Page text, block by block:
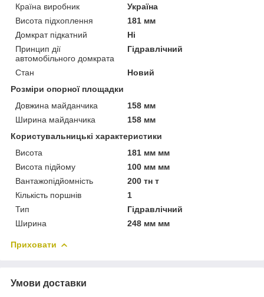
Країна виробник
Україна
Висота підхоплення
181 мм
Домкрат підкатний
Ні
Принцип дії
автомобільного домкрата
Гідравлічний
Стан
Новий
Розміри опорної площадки
Довжина майданчика
158 мм
Ширина майданчика
158 мм
Користувальницькі характеристики
Висота
181 мм мм
Висота підйому
100 мм мм
Вантажопідйомність
200 тн т
Кількість поршнів
1
Тип
Гідравлічний
Ширина
248 мм мм
Приховати
Умови доставки